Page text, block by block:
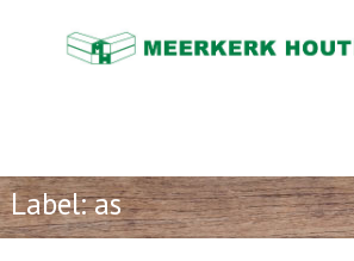
Meerkerk
Houtbouw
de
expert
in
Label:as